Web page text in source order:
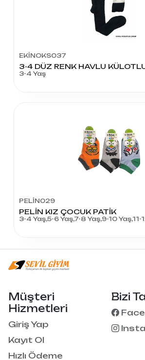
EKİNOKS037
3-4 DÜZ RENK HAVLU
3-4 Yaş
PELİN029
PELİN KIZ ÇOCUK PATİK
3-4 Yaş,5-6 Yaş,7-8 Yaş,9-10 Yaş,11-
Müşteri
Hizmetleri
Giriş Yap
Kayıt Ol
Hızlı Ödeme
Bizi